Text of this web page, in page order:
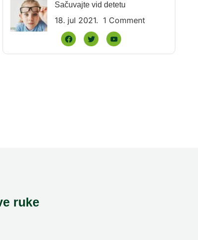
Sačuvajte vid detetu
18. jul 2021. 1 Comment
ruke